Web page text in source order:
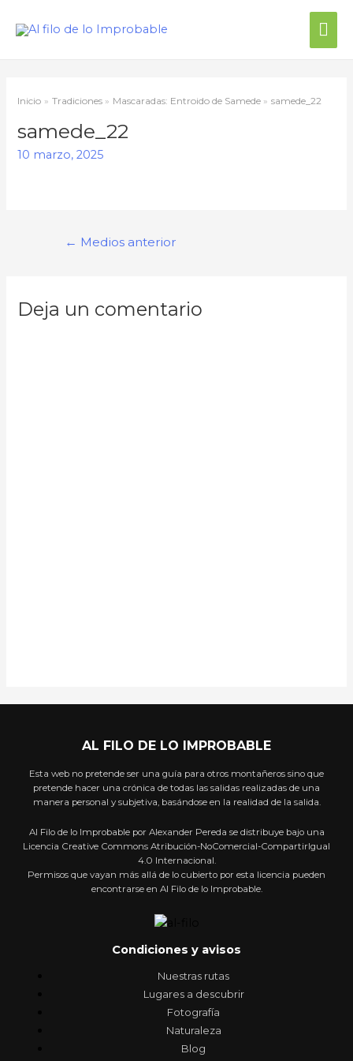
Inicio Tradiciones Mascaradas: Entroido de Samede samede_22
samede_22
10 marzo, 2025
← Medios anterior
Deja un comentario
AL FILO DE LO IMPROBABLE
Esta web no pretende ser una guía para otros montañeros sino que
pretende hacer una crónica de todas las salidas realizadas de una
manera personal y subjetiva, basándose en la realidad de la salida.
Al Filo de lo Improbable por Alexander Pereda se distribuye bajo una
Licencia Creative Commons Atribución-NoComercial-CompartirIgual
4.0 Internacional.
Permisos que vayan más allá de lo cubierto por esta licencia pueden
encontrarse en Al Filo de lo Improbable.
Condiciones y avisos
Nuestras rutas
Lugares a descubrir
Fotografía
Naturaleza
Blog